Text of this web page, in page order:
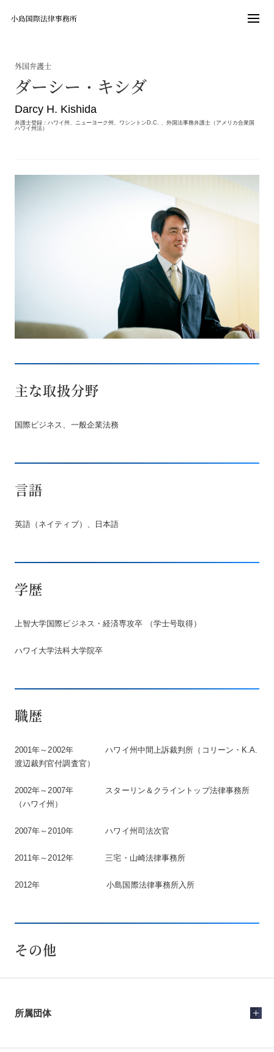
外国弁護士
ダーシー・キシダ
Darcy H. Kishida
弁護士登録：ハワイ州、ニューヨーク州、ワシントンD.C. 、外国法事務弁護士（アメリカ合衆国
ハワイ州法）
主な取扱分野
国際ビジネス、一般企業法務
言語
英語（ネイティブ）、日本語
学歴
上智大学国際ビジネス・経済専攻卒 （学士号取得）
ハワイ大学法科大学院卒
職歴
2001年～2002年 ハワイ州中間上訴裁判所（コリーン・K.A.
渡辺裁判官付調査官）
2002年～2007年 スターリン＆クライントップ法律事務所
（ハワイ州）
2007年～2010年 ハワイ州司法次官
2011年～2012年 三宅・山崎法律事務所
2012年 小島国際法律事務所入所
その他
所属団体